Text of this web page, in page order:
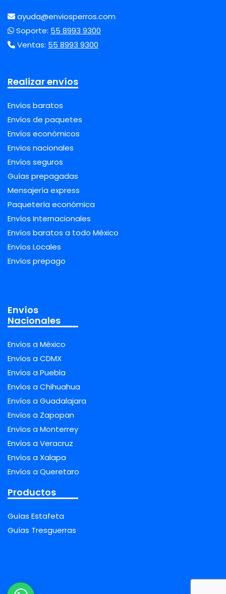
ayuda@enviosperros.com
Soporte: 55 8993 9300
Ventas: 55 8993 9300
Realizar envíos
Envíos baratos
Envíos de paquetes
Envíos económicos
Envíos nacionales
Envíos seguros
Guías prepagadas
Mensajería express
Paquetería económica
Envíos Internacionales
Envíos baratos a todo México
Envíos Locales
Envíos prepago
Envíos
Nacionales
Envíos a México
Envíos a CDMX
Envíos a Puebla
Envíos a Chihuahua
Envíos a Guadalajara
Envíos a Zapopan
Envíos a Monterrey
Envíos a Veracruz
Envíos a Xalapa
Envíos a Queretaro
Productos
Guías Estafeta
Guías Tresguerras